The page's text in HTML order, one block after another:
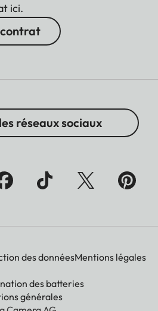
ici.
contrat
réseaux sociaux
des donnéesMentions légales
des batteries
générales